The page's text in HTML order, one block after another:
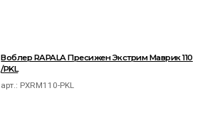
Воблер RAPALA Пресижен Экстрим Маврик 110
/PKL
арт.: PXRM110-PKL